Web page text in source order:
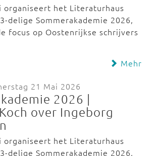
organiseert het Literaturhaus
delige Sommerakademie 2026,
focus op Oostenrijkse schrijvers
Mehr
21 Mai 2026
2026 |
over Ingeborg
organiseert het Literaturhaus
delige Sommerakademie 2026,